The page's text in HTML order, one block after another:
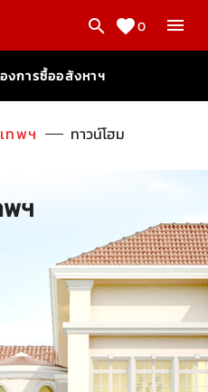
0
งการซื้ออสังหาฯ
ทพฯ ทาวน์โฮม
พฯ